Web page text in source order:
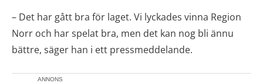
– Det har gått bra för laget. Vi lyckades vinna Region
Norr och har spelat bra, men det kan nog bli ännu
bättre, säger han i ett pressmeddelande.
ANNONS